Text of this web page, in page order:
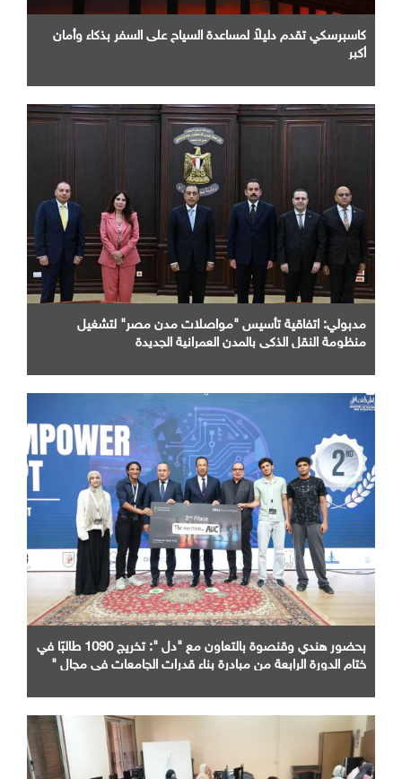
كاسبرسكي تقدم دليلاً لمساعدة السياح على السفر بذكاء وأمان
أكبر
مدبولي: اتفاقية تأسيس "مواصلات مدن مصر" لتشغيل
منظومة النقل الذكي بالمدن العمرانية الجديدة
بحضور هندي وقنصوة بالتعاون مع "دل ": تخريج 1090 طالبًا في
ختام الدورة الرابعة من مبادرة بناء قدرات الجامعات في مجال "